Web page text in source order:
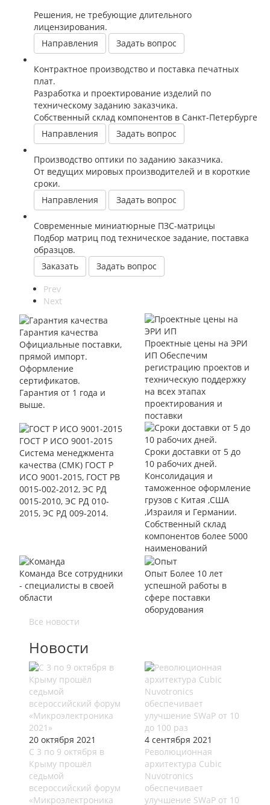
Решения, не требующие длительного
лицензирования.
Направления
Задать вопрос
Контрактное производство и поставка печатных
плат.
Разработка и проектирование изделий по
техническому заданию заказчика.
Собственный склад компонентов в Санкт-Петербурге
Направления
Задать вопрос
Производство оптики по заданию заказчика.
От ведущих мировых производителей и в короткие
сроки.
Направления
Задать вопрос
Современные миниатюрные ПЗС-матрицы
Подбор матриц под техническое задание, поставка
образцов.
Заказать
Задать вопрос
Prev
Next
Гарантия качества
Официальные поставки,
прямой импорт.
Оформление
сертификатов.
Гарантия от 1 года и
выше.
Проектные цены на ЭРИ
ИП Обеспечим
регистрацию проектов и
техническую поддержку
на всех этапах
проектирования и
поставки
ГОСТ Р ИСО 9001-2015
Cистема менеджмента
качества (СМК) ГОСТ Р
ИСО 9001-2015, ГОСТ РВ
0015-002-2012, ЭС РД
0015-2010, ЭС РД 010-
2015, ЭС РД 009-2014.
Сроки доставки от 5 до
10 рабочих дней.
Консолидация и
таможенное оформление
грузов с Китая ,США
,Израиля и Германии.
Собственный склад
компонентов более 5000
наименований
Команда Все сотрудники
- специалисты в своей
области
Опыт Более 10 лет
успешной работы в
сфере поставки
оборудования
Все новости
Новости
20 октября 2021
С 3 по 9 октября в
Крыму прошёл
седьмой
всероссийский форум
«Микроэлектроника
4 сентября 2021
Революционная
архитектура Cubic
Nuvotronics
обеспечивает
улучшение SWaP от 10